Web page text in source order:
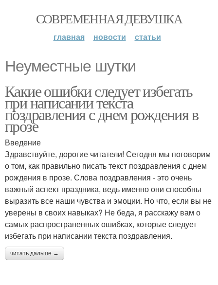
СОВРЕМЕННАЯ ДЕВУШКА
главная новости статьи
Неуместные шутки
Какие ошибки следует избегать
при написании текста
поздравления с днем рождения в
прозе
Введение
Здравствуйте, дорогие читатели! Сегодня мы поговорим
о том, как правильно писать текст поздравления с днем
рождения в прозе. Слова поздравления - это очень
важный аспект праздника, ведь именно они способны
выразить все наши чувства и эмоции. Но что, если вы не
уверены в своих навыках? Не беда, я расскажу вам о
самых распространенных ошибках, которые следует
избегать при написании текста поздравления.
читать дальше →